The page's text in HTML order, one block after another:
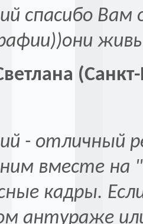
спасибо Вам
- отличный
вместе на
кадры.
антураже